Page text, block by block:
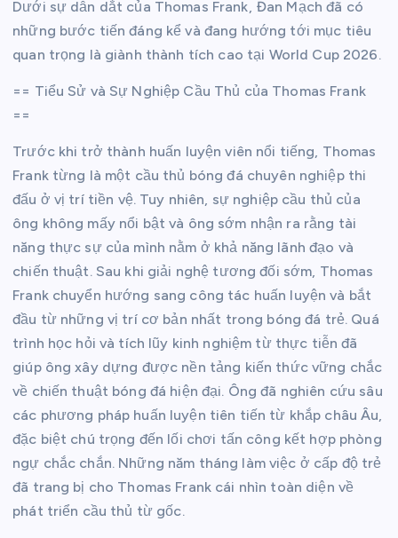
Dưới sự dẫn dắt của Thomas Frank, Đan Mạch đã có
những bước tiến đáng kể và đang hướng tới mục tiêu
quan trọng là giành thành tích cao tại World Cup 2026.
== Tiểu Sử và Sự Nghiệp Cầu Thủ của Thomas Frank
==
Trước khi trở thành huấn luyện viên nổi tiếng, Thomas
Frank từng là một cầu thủ bóng đá chuyên nghiệp thi
đấu ở vị trí tiền vệ. Tuy nhiên, sự nghiệp cầu thủ của
ông không mấy nổi bật và ông sớm nhận ra rằng tài
năng thực sự của mình nằm ở khả năng lãnh đạo và
chiến thuật. Sau khi giải nghệ tương đối sớm, Thomas
Frank chuyển hướng sang công tác huấn luyện và bắt
đầu từ những vị trí cơ bản nhất trong bóng đá trẻ. Quá
trình học hỏi và tích lũy kinh nghiệm từ thực tiễn đã
giúp ông xây dựng được nền tảng kiến thức vững chắc
về chiến thuật bóng đá hiện đại. Ông đã nghiên cứu sâu
các phương pháp huấn luyện tiên tiến từ khắp châu Âu,
đặc biệt chú trọng đến lối chơi tấn công kết hợp phòng
ngự chắc chắn. Những năm tháng làm việc ở cấp độ trẻ
đã trang bị cho Thomas Frank cái nhìn toàn diện về
phát triển cầu thủ từ gốc.